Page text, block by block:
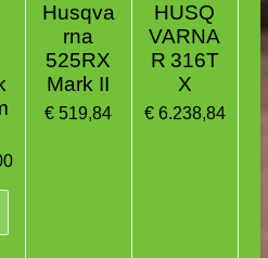
Husqva
rna
525RX
Mark II
€ 519,84
HUSQ
VARNA
R 316T
X
€ 6.238,84